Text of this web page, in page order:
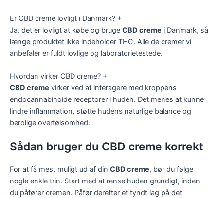
Er CBD creme lovligt i Danmark? +
Ja, det er lovligt at købe og bruge CBD creme i Danmark, så
længe produktet ikke indeholder THC. Alle de cremer vi
anbefaler er fuldt lovlige og laboratorietestede.
Hvordan virker CBD creme? +
CBD creme virker ved at interagere med kroppens
endocannabinoide receptorer i huden. Det menes at kunne
lindre inflammation, støtte hudens naturlige balance og
berolige overfølsomhed.
Sådan bruger du CBD creme korrekt
For at få mest muligt ud af din CBD creme, bør du følge
nogle enkle trin. Start med at rense huden grundigt, inden
du påfører cremen. Påfør derefter et tyndt lag på det